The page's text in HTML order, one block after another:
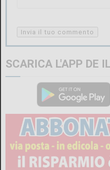
SCARICA L'APP DE